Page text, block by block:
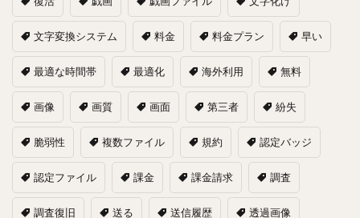
文字変換システム 料金 料金プラン 早い
最適な時間帯 最適化 海外利用 無料
画像 画質 画面 第三者 紛失
脆弱性 複数ファイル 規約 認定バッジ
認定ファイル 課金 課金請求 調査
調査復旧 送る 送信履歴 透過画像